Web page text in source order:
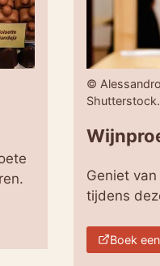
©
Geniet
tijdens
Boek